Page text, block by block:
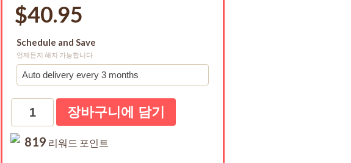
$40.95
Schedule and Save
언제든지 해지 가능합니다
819 리워드 포인트